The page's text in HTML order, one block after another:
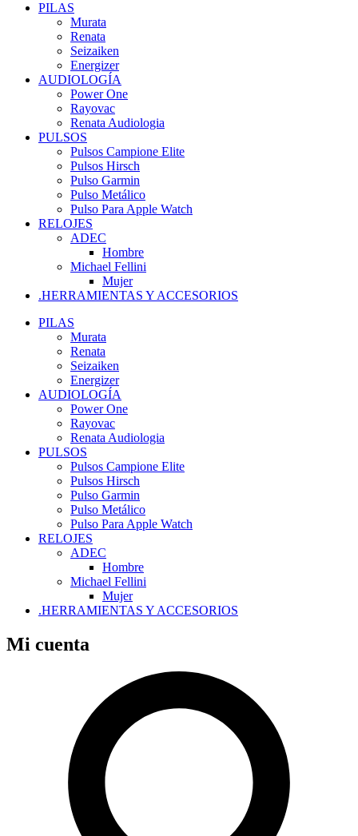
PILAS
Murata
Renata
Seizaiken
Energizer
AUDIOLOGÍA
Power One
Rayovac
Renata Audiologia
PULSOS
Pulsos Campione Elite
Pulsos Hirsch
Pulso Garmin
Pulso Metálico
Pulso Para Apple Watch
RELOJES
ADEC
Hombre
Michael Fellini
Mujer
.HERRAMIENTAS Y ACCESORIOS
PILAS
Murata
Renata
Seizaiken
Energizer
AUDIOLOGÍA
Power One
Rayovac
Renata Audiologia
PULSOS
Pulsos Campione Elite
Pulsos Hirsch
Pulso Garmin
Pulso Metálico
Pulso Para Apple Watch
RELOJES
ADEC
Hombre
Michael Fellini
Mujer
.HERRAMIENTAS Y ACCESORIOS
Mi cuenta